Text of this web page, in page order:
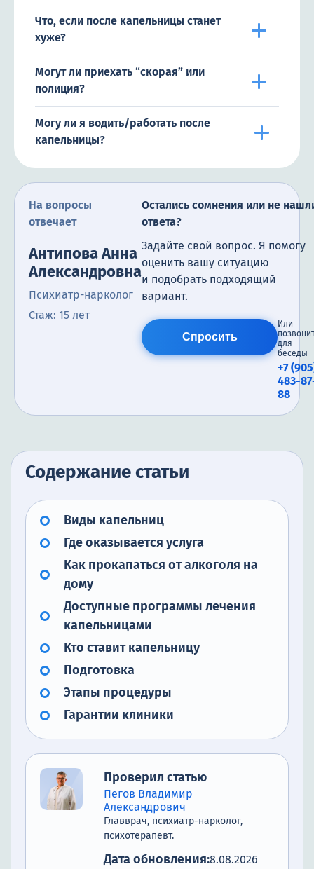
Что, если после капельницы станет
хуже?
Могут ли приехать “скорая” или
полиция?
Могу ли я водить/работать после
капельницы?
На вопросы
отвечает
Антипова Анна
Александровна
Психиатр-нарколог
Стаж: 15 лет
Остались сомнения или не
ответа?
Задайте свой вопрос. Я помогу
оценить вашу ситуацию
и подобрать подходящий
вариант.
Спросить
Или
для
беседы
+7
483-
88
Содержание статьи
Виды капельниц
Где оказывается услуга
Как прокапаться от алкоголя на
дому
Доступные программы лечения
капельницами
Кто ставит капельницу
Подготовка
Этапы процедуры
Гарантии клиники
Проверил статью
Пегов Владимир
Александрович
Главврач, психиатр-нарколог,
психотерапевт.
Дата обновления:8.08.2026